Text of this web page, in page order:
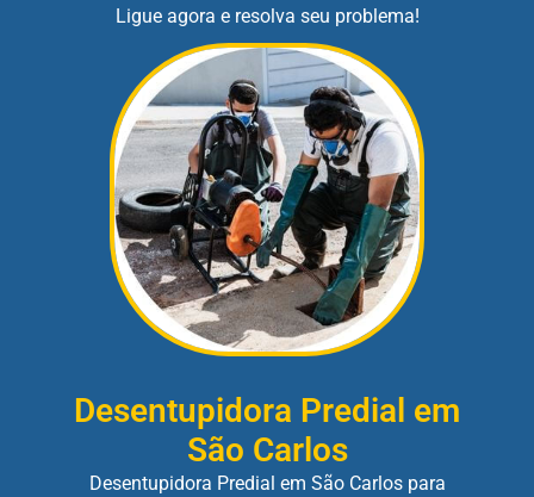
Ligue agora e resolva seu problema!
Desentupidora Predial em
São Carlos
Desentupidora Predial em São Carlos para